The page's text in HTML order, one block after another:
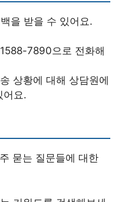
을 받을 수 있어요.
7890으로 전화해
상황에 대해 상담원에
어요.
묻는 질문들에 대한